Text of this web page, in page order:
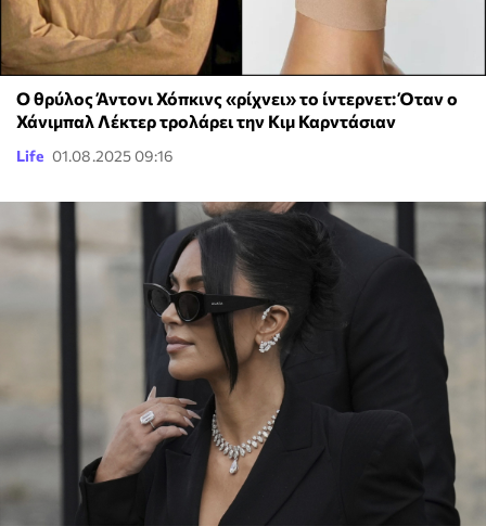
Ο θρύλος Άντονι Χόπκινς «ρίχνει» το ίντερνετ: Όταν ο
Χάνιμπαλ Λέκτερ τρολάρει την Κιμ Καρντάσιαν
Life 01.08.2025 09:16